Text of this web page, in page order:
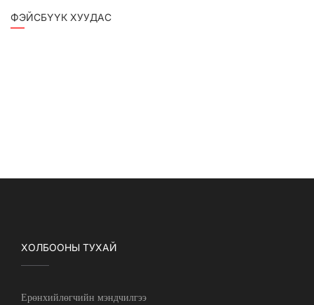
ФЭЙСБҮҮК ХУУДАС
ХОЛБООНЫ ТУХАЙ
Ерөнхийлөгчийн мэндчилгээ